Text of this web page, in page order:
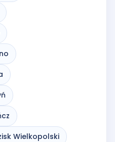
Wielkopolski